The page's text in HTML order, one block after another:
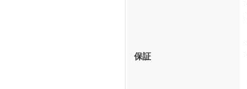
保証